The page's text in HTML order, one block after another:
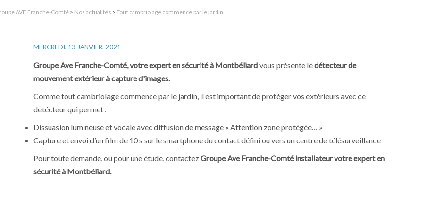
AVE Franche-Comté> Nos actualités > Tout cambriolage commence par le jardin
MERCREDI, 13 JANVIER, 2021
Groupe Ave Franche-Comté, votre expert en sécurité à Montbéliardvous présente ledétecteur de
mouvement extérieur à capture d'images.
Comme tout cambriolage commence par le jardin, il est important de protéger vos extérieurs avec ce
detécteur qui permet :
Dissuasion lumineuse et vocale avec diffusion de message « Attention zone protégée… »
Capture et envoi d’un film de 10 s sur le smartphone du contact défini ou vers un centre de télésurveillance
Pour toute demande, ou pour une étude, contactezGroupeAve Franche-Comté installateur votre expert en
sécurité à Montbéliard.